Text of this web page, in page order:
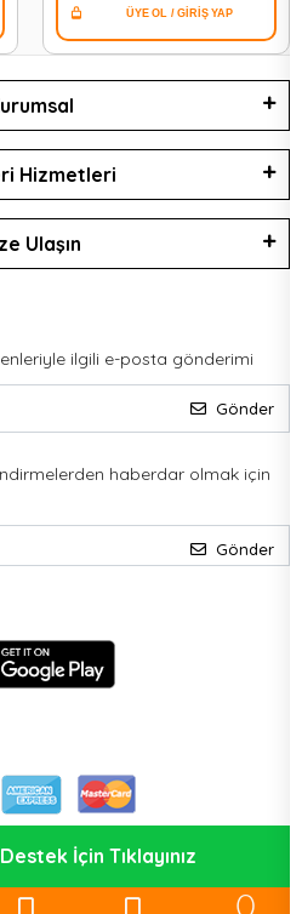
Hizmetleri
Ulaşın
ilgili e-posta gönderimi
Gönder
haberdar olmak için
Gönder
İçin Tıklayınız